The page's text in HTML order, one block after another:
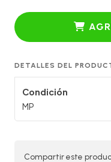
DETALLES DEL
Condición
MP
Compartir este